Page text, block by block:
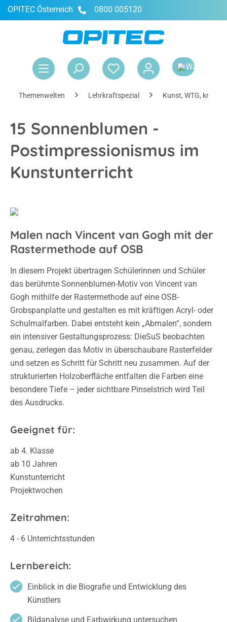
springen
OPITEC Österreich 0800 005120
Themenwelten Lehrkraftspezial Kunst, WTG,
15 Sonnenblumen -
Postimpressionismus im
Kunstunterricht
Malen nach Vincent van Gogh mit der
Rastermethode auf OSB
In diesem Projekt übertragen Schülerinnen und Schüler
das berühmte Sonnenblumen-Motiv von Vincent van
Gogh mithilfe der Rastermethode auf eine OSB-
Grobspanplatte und gestalten es mit kräftigen Acryl- oder
Schulmalfarben. Dabei entsteht kein „Abmalen“, sondern
ein intensiver Gestaltungsprozess: DieSuS beobachten
genau, zerlegen das Motiv in überschaubare Rasterfelder
und setzen es Schritt für Schritt neu zusammen. Auf der
strukturierten Holzoberfläche entfalten die Farben eine
besondere Tiefe – jeder sichtbare Pinselstrich wird Teil
des Ausdrucks.
Geeignet für:
ab 4. Klasse
ab 10 Jahren
Kunstunterricht
Projektwochen
Zeitrahmen:
4 - 6 Unterrichtsstunden
Lernbereich:
Einblick in die Biografie und Entwicklung des
Künstlers
Bildanalyse und Farbwirkung untersuchen